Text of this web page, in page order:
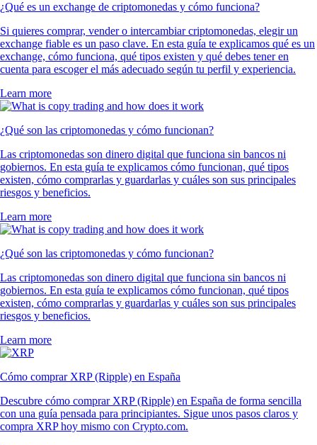
¿Qué es un exchange de criptomonedas y cómo funciona?
Si quieres comprar, vender o intercambiar criptomonedas, elegir un
exchange fiable es un paso clave. En esta guía te explicamos qué es un
exchange, cómo funciona, qué tipos existen y qué debes tener en
cuenta para escoger el más adecuado según tu perfil y experiencia.
Learn more
¿Qué son las criptomonedas y cómo funcionan?
Las criptomonedas son dinero digital que funciona sin bancos ni
gobiernos. En esta guía te explicamos cómo funcionan, qué tipos
existen, cómo comprarlas y guardarlas y cuáles son sus principales
riesgos y beneficios.
Learn more
¿Qué son las criptomonedas y cómo funcionan?
Las criptomonedas son dinero digital que funciona sin bancos ni
gobiernos. En esta guía te explicamos cómo funcionan, qué tipos
existen, cómo comprarlas y guardarlas y cuáles son sus principales
riesgos y beneficios.
Learn more
Cómo comprar XRP (Ripple) en España
Descubre cómo comprar XRP (Ripple) en España de forma sencilla
con una guía pensada para principiantes. Sigue unos pasos claros y
compra XRP hoy mismo con Crypto.com.